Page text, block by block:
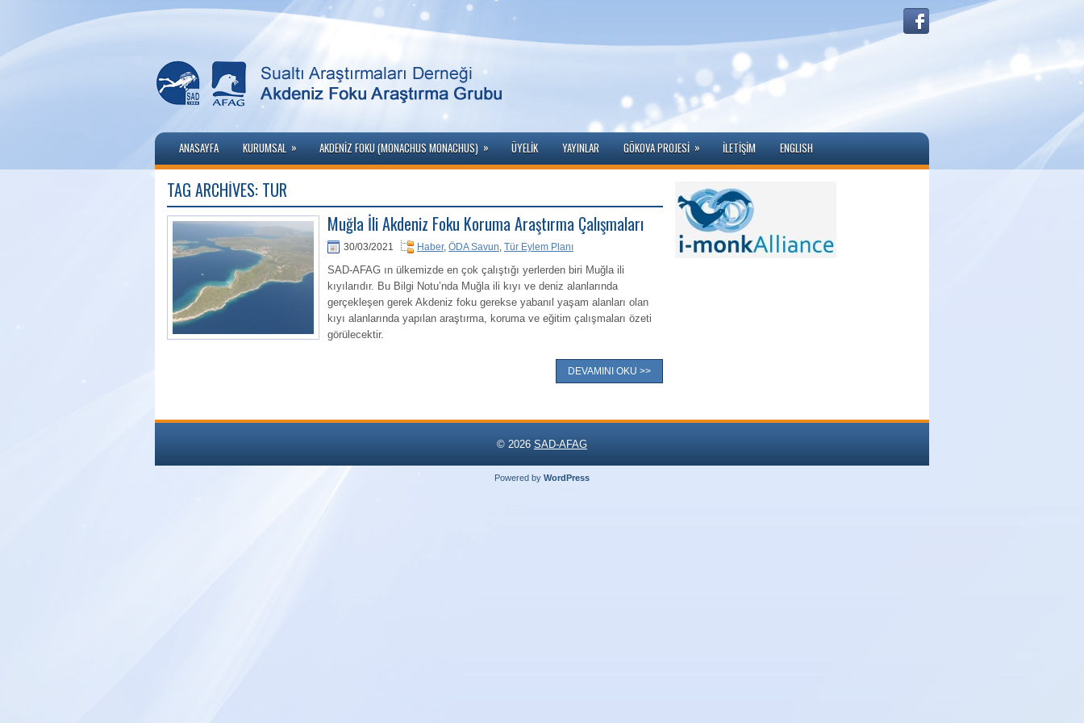
ANASAYFA KURUMSAL » AKDENIZ FOKU (MONACHUS MONACHUS) » ÜYELIK YAYINLAR GÖKOVA PROJESI » İLETIŞIM ENGLISH
TAG ARCHIVES: TÜR
Muğla İli Akdeniz Foku Koruma Araştırma Çalışmaları
30/03/2021 Haber, ÖDA Savun, Tür Eylem Planı
SAD-AFAG ın ülkemizde en çok çalıştığı yerlerden biri Muğla ili
kıyılarıdır. Bu Bilgi Notu’nda Muğla ili kıyı ve deniz alanlarında
gerçekleşen gerek Akdeniz foku gerekse yabanıl yaşam alanları olan
kıyı alanlarında yapılan araştırma, koruma ve eğitim çalışmaları özeti
görülecektir.
DEVAMINI OKU >>
© 2026 SAD-AFAG
Powered by WordPress